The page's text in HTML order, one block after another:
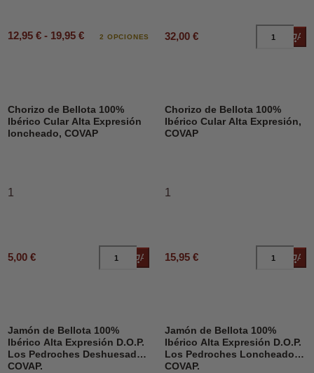
12,95 € - 19,95 € 2 OPCIONES 32,00 €
Chorizo de Bellota 100%
Ibérico Cular Alta Expresión
loncheado, COVAP
1
5,00 € Añadir al carrito
Chorizo de Bellota 100%
Ibérico Cular Alta Expresión,
COVAP
1
15,95 €
Jamón de Bellota 100%
Ibérico Alta Expresión D.O.P.
Los Pedroches Deshuesado,
COVAP.
Jamón de Bellota 100%
Ibérico Alta Expresión D.O.P.
Los Pedroches Loncheado,
COVAP.